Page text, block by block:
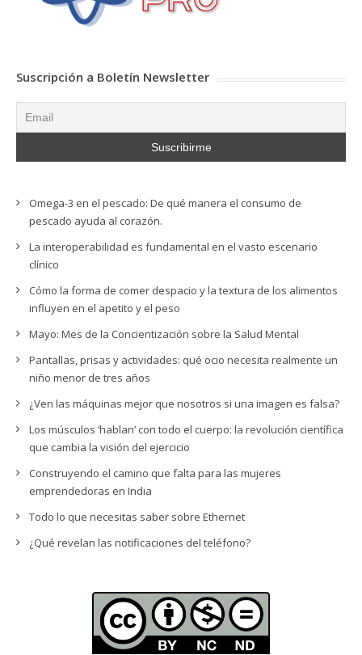
Suscripción a Boletín Newsletter
Omega-3 en el pescado: De qué manera el consumo de
pescado ayuda al corazón.
La interoperabilidad es fundamental en el vasto escenario
clínico
Cómo la forma de comer despacio y la textura de los alimentos
influyen en el apetito y el peso
Mayo: Mes de la Concientización sobre la Salud Mental
Pantallas, prisas y actividades: qué ocio necesita realmente un
niño menor de tres años
¿Ven las máquinas mejor que nosotros si una imagen es falsa?
Los músculos ‘hablan’ con todo el cuerpo: la revolución científica
que cambia la visión del ejercicio
Construyendo el camino que falta para las mujeres
emprendedoras en India
Todo lo que necesitas saber sobre Ethernet
¿Qué revelan las notificaciones del teléfono?